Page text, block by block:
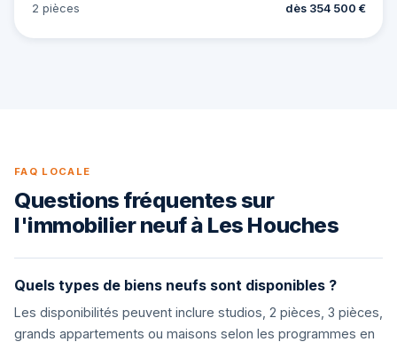
2 pièces
dès 354 500 €
FAQ LOCALE
Questions fréquentes sur
l'immobilier neuf à Les Houches
Quels types de biens neufs sont disponibles ?
Les disponibilités peuvent inclure studios, 2 pièces, 3 pièces,
grands appartements ou maisons selon les programmes en